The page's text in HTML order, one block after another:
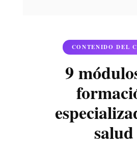
CONTENIDO DEL
9
salud